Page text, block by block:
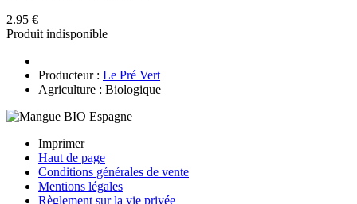
2.95 €
Produit indisponible
Producteur : Le Pré Vert
Agriculture : Biologique
Imprimer
Haut de page
Conditions générales de vente
Mentions légales
Règlement sur la vie privée